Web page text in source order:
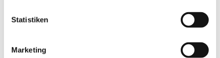
Statistiken
Marketing